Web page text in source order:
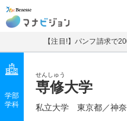
マナビジョン
【注目!】パンフ請求で
せんしゅう
専修大学
私立大学 東京都／神
学部
学科